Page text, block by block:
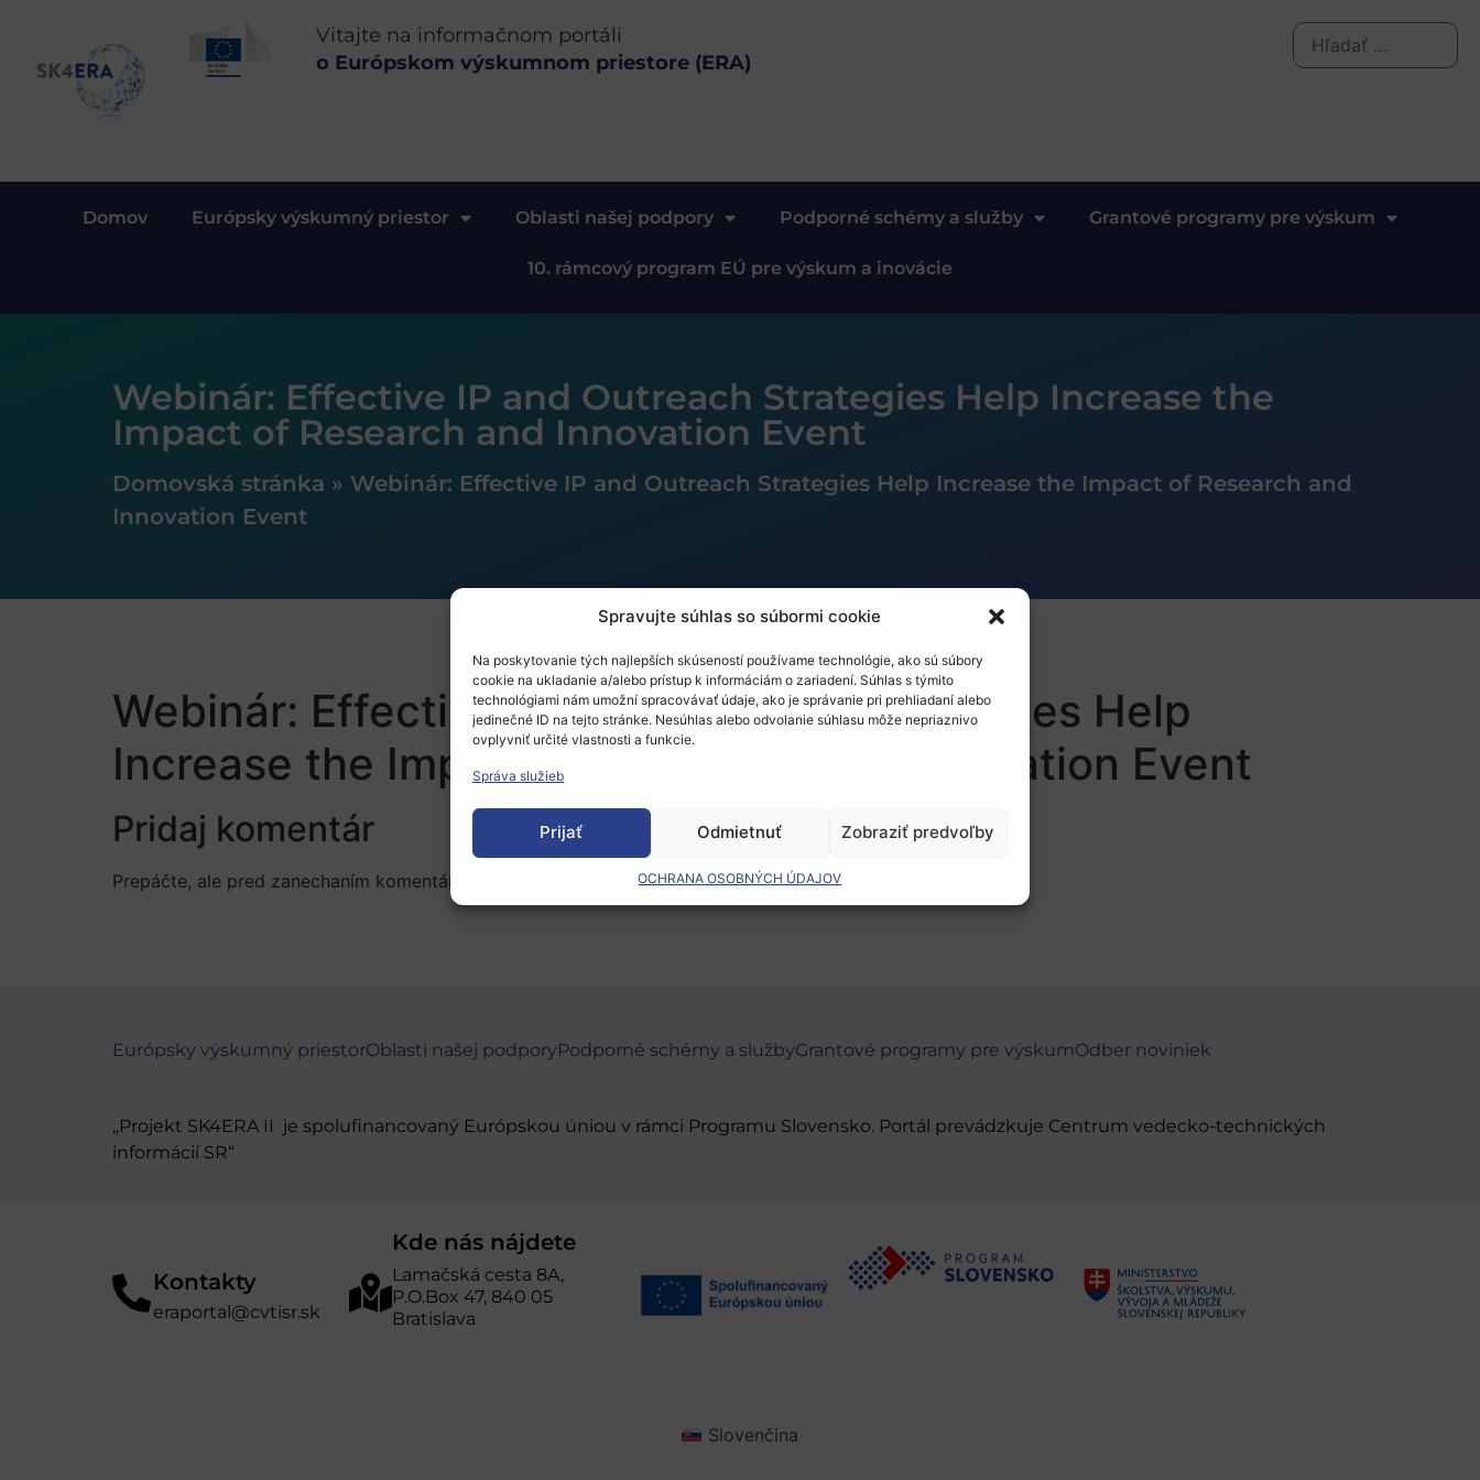
Spravujte súhlas so súbormi cookie
Na poskytovanie tých najlepších skúseností používame technológie, ako sú súbory
cookie na ukladanie a/alebo prístup k informáciám o zariadení. Súhlas s týmito
technológiami nám umožní spracovávať údaje, ako je správanie pri prehliadaní alebo
jedinečné ID na tejto stránke. Nesúhlas alebo odvolanie súhlasu môže nepriaznivo
ovplyvniť určité vlastnosti a funkcie.
Správa služieb
Prijať Odmietnuť Zobraziť predvoľby
OCHRANA OSOBNÝCH ÚDAJOV
Vitajte na informačnom portáli
o Európskom výskumnom priestore (ERA)
Domov Európsky výskumný priestor Oblasti našej podpory Podporné schémy a služby Grantové programy pre výskum
10. rámcový program EÚ pre výskum a inovácie
Webinár: Effective IP and Outreach Strategies Help Increase the
Impact of Research and Innovation Event
Domovská stránka » Webinár: Effective IP and Outreach Strategies Help Increase the Impact of Research and
Innovation Event
Webinár: Effective IP and Outreach Strategies Help
Increase the Impact of Research and Innovation Event
Pridaj komentár
Prepáčte, ale pred zanechaním komentára sa musíte
Európsky výskumný priestorOblasti našej podporyPodporné schémy a službyGrantové programy pre výskumOdber noviniek
„Projekt SK4ERA II je spolufinancovaný Európskou úniou v rámci Programu Slovensko. Portál prevádzkuje Centrum vedecko-technických
informácií SR“
Kontakty
eraportal@cvtisr.sk
Kde nás nájdete
Lamačská cesta 8A,
P.O.Box 47, 840 05
Bratislava
Slovenčina